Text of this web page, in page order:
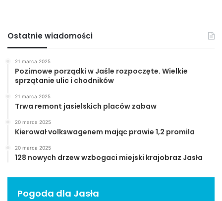
Ostatnie wiadomości
21 marca 2025
Pozimowe porządki w Jaśle rozpoczęte. Wielkie
sprzątanie ulic i chodników
21 marca 2025
Trwa remont jasielskich placów zabaw
20 marca 2025
Kierował volkswagenem mając prawie 1,2 promila
20 marca 2025
128 nowych drzew wzbogaci miejski krajobraz Jasła
Pogoda dla Jasła